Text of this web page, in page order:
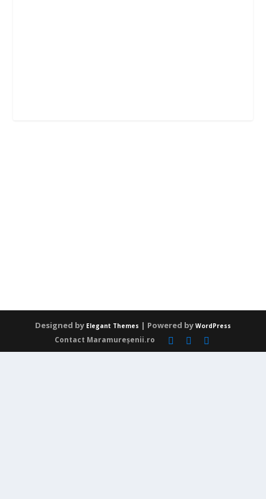
Designed by Elegant Themes | Powered by WordPress
Contact Maramureșenii.ro